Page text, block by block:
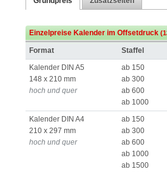
Einzelpreise Kalender im Offsetdruck
Format Staffel
Kalender DIN A5
148 x 210 mm
hoch und quer
ab 150
ab 300
ab 600
ab 1000
Kalender DIN A4
210 x 297 mm
hoch und quer
ab 150
ab 300
ab 600
ab 1000
ab 1500